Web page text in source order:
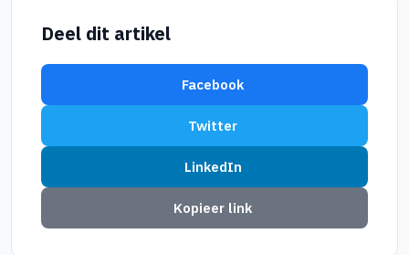
Deel dit artikel
Facebook
Twitter
LinkedIn
Kopieer link